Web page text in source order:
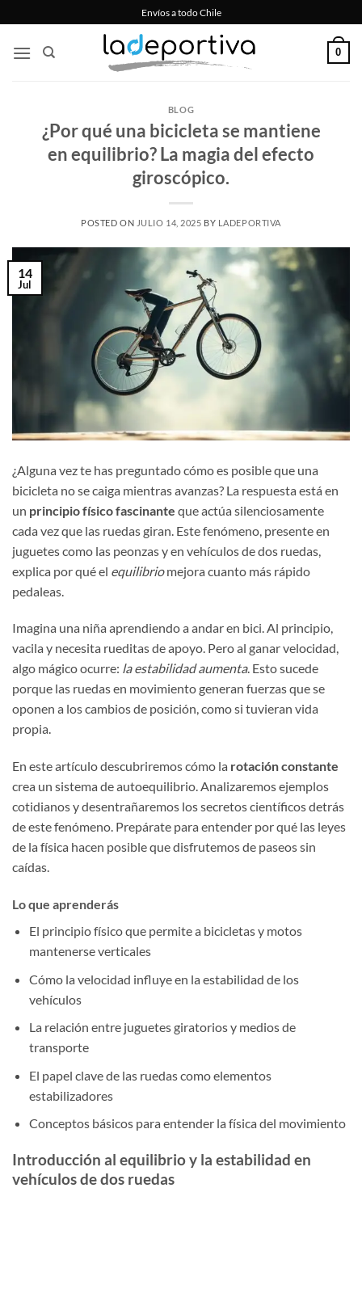
al
contenido
Envíos a todo Chile
0
BLOG
¿Por qué una bicicleta se mantiene
en equilibrio? La magia del efecto
giroscópico.
POSTED ON JULIO 14, 2025 BY LADEPORTIVA
14
Jul
¿Alguna vez te has preguntado cómo es posible que una
bicicleta no se caiga mientras avanzas? La respuesta está en
un principio físico fascinante que actúa silenciosamente
cada vez que las ruedas giran. Este fenómeno, presente en
juguetes como las peonzas y en vehículos de dos ruedas,
explica por qué el equilibriomejora cuanto más rápido
pedaleas.
Imagina una niña aprendiendo a andar en bici. Al principio,
vacila y necesita rueditas de apoyo. Pero al ganar velocidad,
algo mágico ocurre: la estabilidad aumenta. Esto sucede
porque las ruedas en movimiento generan fuerzas que se
oponen a los cambios de posición, como si tuvieran vida
propia.
En este artículo descubriremos cómo la rotación constante
crea un sistema de autoequilibrio. Analizaremos ejemplos
cotidianos y desentrañaremos los secretos científicos detrás
de este fenómeno. Prepárate para entender por qué las leyes
de la física hacen posible que disfrutemos de paseos sin
caídas.
Lo que aprenderás
El principio físico que permite a bicicletas y motos
mantenerse verticales
Cómo la velocidad influye en la estabilidad de los
vehículos
La relación entre juguetes giratorios y medios de
transporte
El papel clave de las ruedas como elementos
estabilizadores
Conceptos básicos para entender la física del movimiento
Introducción al equilibrio y la estabilidad en
vehículos de dos ruedas